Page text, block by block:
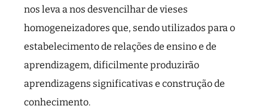
nos leva a nos desvencilhar de vieses
homogeneizadores que, sendo utilizados para o
estabelecimento de relações de ensino e de
aprendizagem, dificilmente produzirão
aprendizagens significativas e construção de
conhecimento.